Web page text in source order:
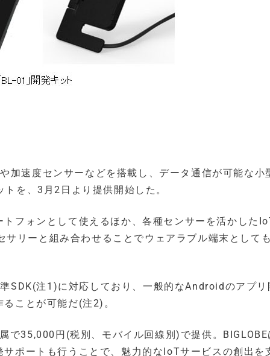
加速度センサーなどを搭載し、データ通信が可能な小
を、3月2日より提供開始した。
フォンとして使えるほか、各種センサーを活かした
リーと組み合わせることでウェアラブル端末として
SDK(注1)に対応しており、一般的なAndroidのアプリ
ことが可能だ(注2)。
で35,000円(税別、モバイル回線別)で提供。
ポートも行うことで、魅力的なIoTサービスの創出を